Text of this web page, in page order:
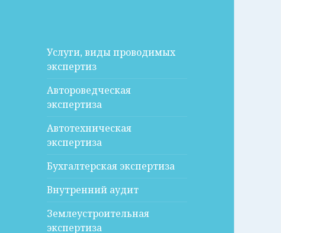
Услуги, виды проводимых
экспертиз
Автороведческая
экспертиза
Автотехническая
экспертиза
Бухгалтерская экспертиза
Внутренний аудит
Землеустроительная
экспертиза